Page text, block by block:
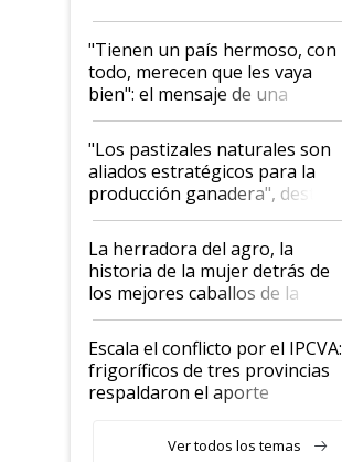
"Tienen un país hermoso, con
todo, merecen que les vaya
bien": el mensaje de una
ganadera uruguaya sobre las
oportunidades que se abren
para el agro en Argentina, con
foco en la carne
"Los pastizales naturales son
aliados estratégicos para la
producción ganadera", destaca
la iniciativa que ya reúne a 46
establecimientos en Argentina
La herradora del agro, la
historia de la mujer detrás de
los mejores caballos de la
Argentina y los mitos que
todavía hacen sufrir a estos
animales: "Mientras me
descalificaban, yo seguí
haciendo currículum"
Escala el conflicto por el IPCVA:
frigoríficos de tres provincias
respaldaron el aporte
Ver todos los temas